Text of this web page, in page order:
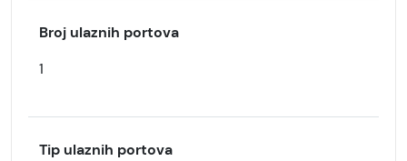
Broj ulaznih portova
1
Tip ulaznih portova